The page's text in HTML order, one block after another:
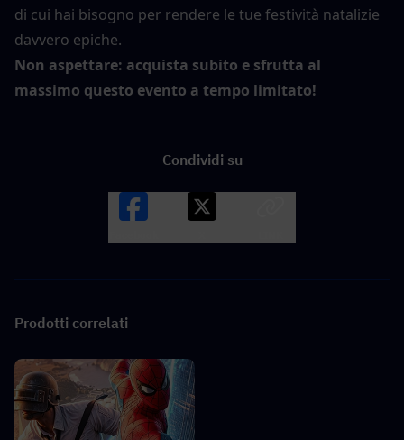
di cui hai bisogno per rendere le tue festività natalizie
davvero epiche.
Non aspettare: acquista subito e sfrutta al
massimo questo evento a tempo limitato!
Condividi su
Prodotti correlati